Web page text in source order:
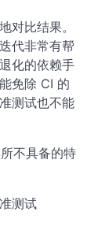
对比结果。
代非常有帮
化的依赖手
免除 CI 的
测试也不能
不具备的特
测试